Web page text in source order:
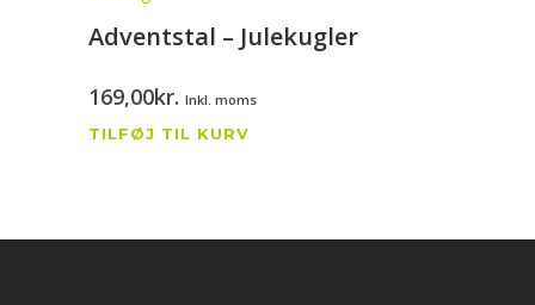
Adventstal – Julekugler
169,00kr. Inkl. moms
TILFØJ TIL KURV